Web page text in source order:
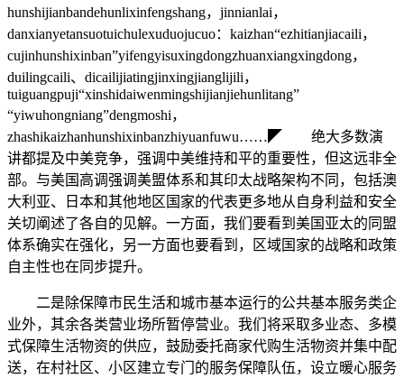
hunshijianbandehunlixinfengshang，jinnianlai，
danxianyetansuotuichulexuduojucuo：kaizhan“ezhitianjiacaili，
cujinhunshixinban”yifengyisuxingdongzhuanxiangxingdong，
duilingcaili、dicailijiatingjinxingjianglijili，
tuiguangpuji“xinshidaiwenmingshijianjiehunlitang”
“yiwuhongniang”dengmoshi，
zhashikaizhanhunshixinbanzhiyuanfuwu……◤ 绝大多数演
讲都提及中美竞争，强调中美维持和平的重要性，但这远非全
部。与美国高调强调美盟体系和其印太战略架构不同，包括澳
大利亚、日本和其他地区国家的代表更多地从自身利益和安全
关切阐述了各自的见解。一方面，我们要看到美国亚太的同盟
体系确实在强化，另一方面也要看到，区域国家的战略和政策
自主性也在同步提升。
二是除保障市民生活和城市基本运行的公共基本服务类企
业外，其余各类营业场所暂停营业。我们将采取多业态、多模
式保障生活物资的供应，鼓励委托商家代购生活物资并集中配
送，在村社区、小区建立专门的服务保障队伍，设立暖心服务